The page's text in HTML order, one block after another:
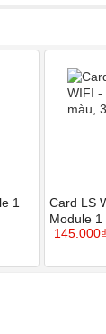
1
Card LS
Module
145.000₫